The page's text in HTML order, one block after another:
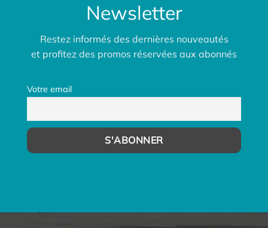
Newsletter
Restez informés des dernières nouveautés
et profitez des promos réservées aux abonnés
Votre email